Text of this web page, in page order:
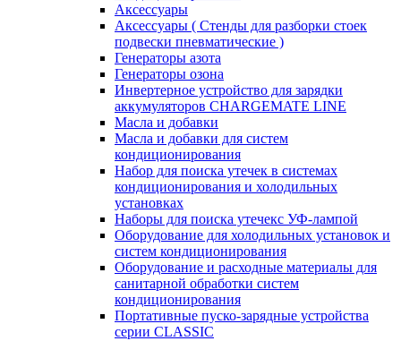
Аксессуары
Аксессуары ( Стенды для разборки стоек
подвески пневматические )
Генераторы азота
Генераторы озона
Инвертерное устройство для зарядки
аккумуляторов CHARGEMATE LINE
Масла и добавки
Масла и добавки для систем
кондиционирования
Набор для поиска утечек в системах
кондиционирования и холодильных
установках
Наборы для поиска утечекс УФ-лампой
Оборудование для холодильных установок и
систем кондиционирования
Оборудование и расходные материалы для
санитарной обработки систем
кондиционирования
Портативные пуско-зарядные устройства
серии CLASSIC